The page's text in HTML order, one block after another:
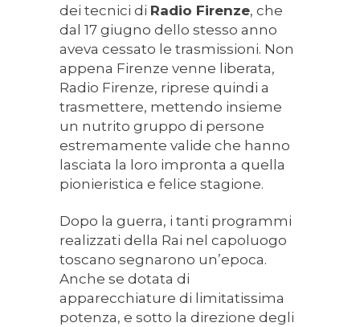
dei tecnici di Radio Firenze, che
dal 17 giugno dello stesso anno
aveva cessato le trasmissioni. Non
appena Firenze venne liberata,
Radio Firenze, riprese quindi a
trasmettere, mettendo insieme
un nutrito gruppo di persone
estremamente valide che hanno
lasciata la loro impronta a quella
pionieristica e felice stagione.
Dopo la guerra, i tanti programmi
realizzati della Rai nel capoluogo
toscano segnarono un’epoca.
Anche se dotata di
apparecchiature di limitatissima
potenza, e sotto la direzione degli